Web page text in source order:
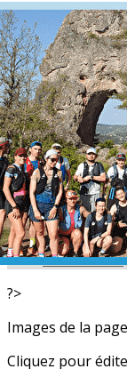
Exporter les
Exporter
Exporter
Menu
<
>
L'équipe
Nos
Actualités
Calendrier
Photos
Newsletters
?>
Images de la
Cliquez pour